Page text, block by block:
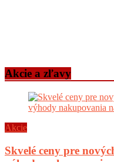
Akcie a zľavy
Akcie
Skvelé ceny pre